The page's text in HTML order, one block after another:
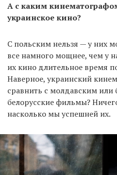
А с каким
украинское кино?
С польским нельзя — у них
все намного мощнее, чем у
их кино длительное время
Наверное, украинский
сравнить с молдавским или
белорусские фильмы?
насколько мы успешней их.